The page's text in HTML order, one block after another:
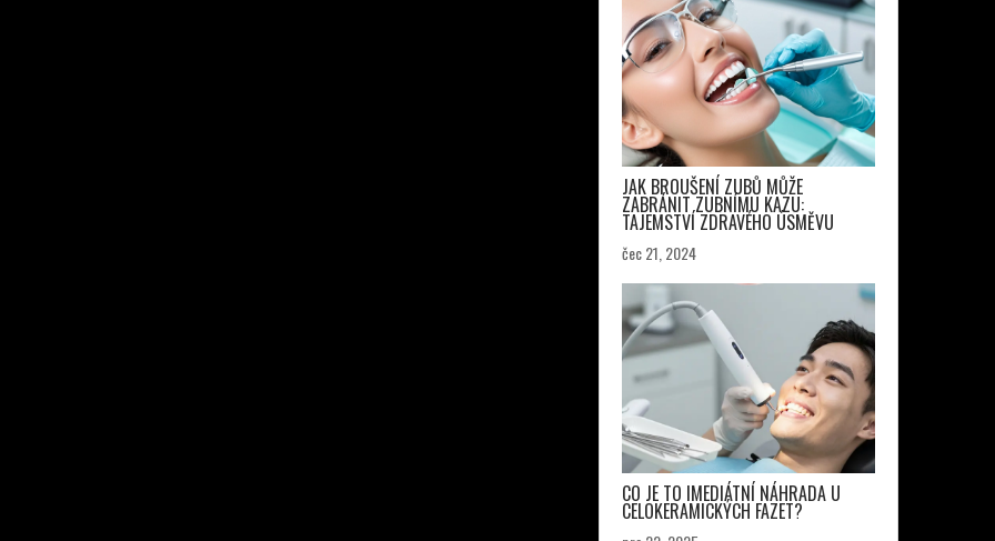
JAK BROUŠENÍ ZUBŮ MŮŽE
ZABRÁNIT ZUBNÍMU KAZU:
TAJEMSTVÍ ZDRAVÉHO ÚSMĚVU
čec 21, 2024
CO JE TO IMEDIÁTNÍ NÁHRADA U
CELOKERAMICKÝCH FAZET?